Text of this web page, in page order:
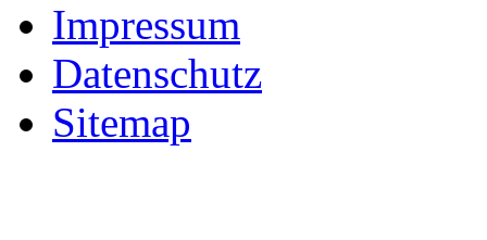
Impressum
Datenschutz
Sitemap